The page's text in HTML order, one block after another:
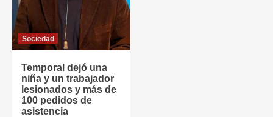
Sociedad
Temporal dejó una
niña y un trabajador
lesionados y más de
100 pedidos de
asistencia